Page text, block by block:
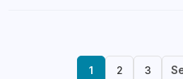
1 2 3